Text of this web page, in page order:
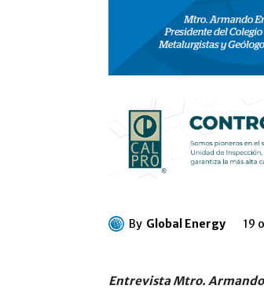
By Global Energy 19
Entrevista Mtro.